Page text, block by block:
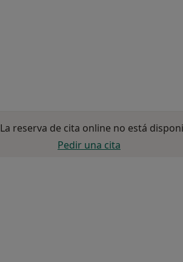
La reserva de cita online no está
Pedir una cita